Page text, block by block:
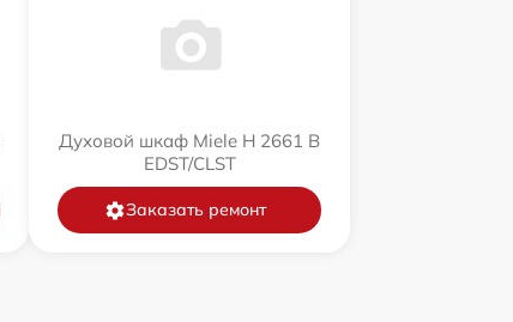
Духовой шкаф Miele H 2661 B
EDST/CLST
Заказать ремонт